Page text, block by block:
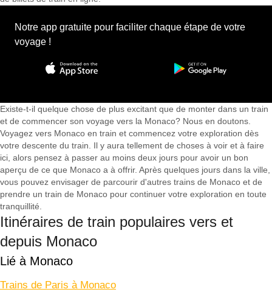
Notre app gratuite pour faciliter chaque étape de votre
voyage !
Existe-t-il quelque chose de plus excitant que de monter dans un train
et de commencer son voyage vers la Monaco? Nous en doutons.
Voyagez vers Monaco en train et commencez votre exploration dès
votre descente du train. Il y aura tellement de choses à voir et à faire
ici, alors pensez à passer au moins deux jours pour avoir un bon
aperçu de ce que Monaco a à offrir. Après quelques jours dans la ville,
vous pouvez envisager de parcourir d'autres trains de Monaco et de
prendre un train de Monaco pour continuer votre exploration en toute
tranquillité.
Itinéraires de train populaires vers et
depuis Monaco
Lié à Monaco
Trains de Paris à Monaco